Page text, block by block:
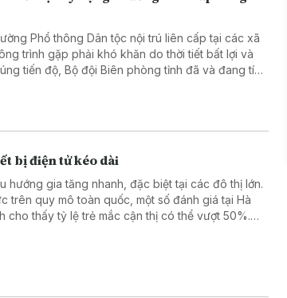
Phổ thông Dân tộc nội trú liên cấp tại các xã
trình gặp phải khó khăn do thời tiết bất lợi và
tiến độ, Bộ đội Biên phòng tỉnh đã và đang tích
bị điện tử kéo dài
hướng gia tăng nhanh, đặc biệt tại các đô thị lớn.
trên quy mô toàn quốc, một số đánh giá tại Hà
cho thấy tỷ lệ trẻ mắc cận thị có thể vượt 50%.